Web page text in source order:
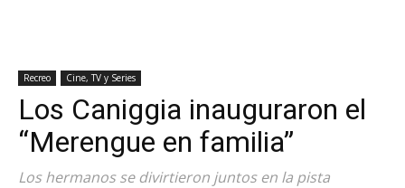
Recreo Cine, TV y Series
Los Caniggia inauguraron el
“Merengue en familia”
Los hermanos se divirtieron juntos en la pista